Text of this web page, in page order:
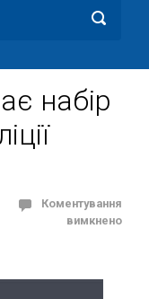
набір
Коментування
вимкнено